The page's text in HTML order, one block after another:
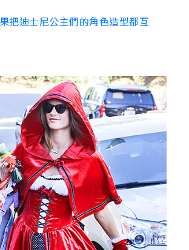
把迪士尼公主們的角色造型都互